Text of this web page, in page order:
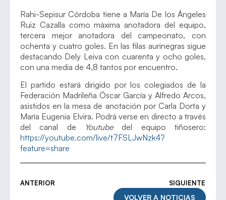
Rahi-Sepisur Córdoba tiene a María De los Ángeles
Ruiz Cazalla como máxima anotadora del equipo,
tercera mejor anotadora del campeonato, con
ochenta y cuatro goles. En las filas aurinegras sigue
destacando Dely Leiva con cuarenta y ocho goles,
con una media de 4,8 tantos por encuentro.
El partido estará dirigido por los colegiados de la
Federación Madrileña Óscar García y Alfredo Arcos,
asistidos en la mesa de anotación por Carla Dorta y
María Eugenia Elvira. Podrá verse en directo a través
del canal de
Youtubedel equipo tiñosero:
https://youtube.com/live/t7FSLJwNzk4?
feature=share
ANTERIOR SIGUIENTE
VOLVER A NOTICIAS